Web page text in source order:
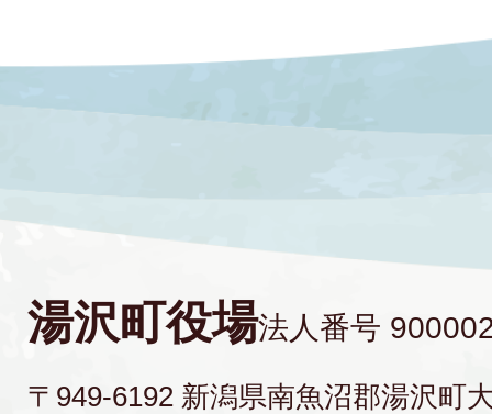
湯沢町役場法人番号
〒949-6192 新潟県南魚沼郡湯沢町